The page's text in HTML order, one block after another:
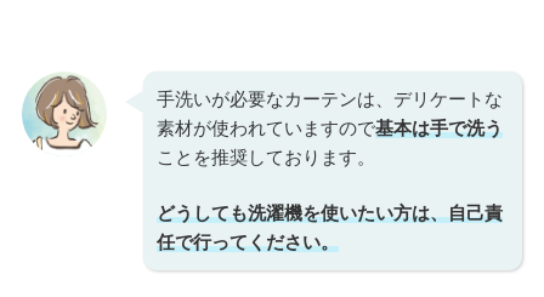
手洗いが必要なカーテンは、デリケートな
素材が使われていますので基本は手で洗う
ことを推奨しております。
どうしても洗濯機を使いたい方は、自己責
任で行ってください。